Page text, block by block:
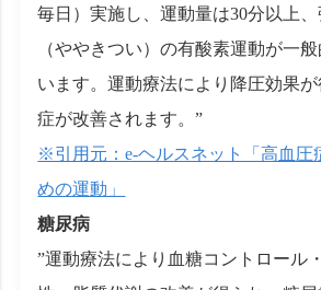
毎日）実施し、運動量は30分以上
（ややきつい）の有酸素運動が一
います。運動療法により降圧効果
症が改善されます。”
※引用元：e-ヘルスネット「高血圧
めの運動」
糖尿病
”運動療法により血糖コントロール